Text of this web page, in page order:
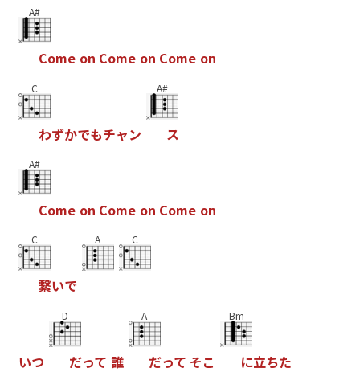
A#
Come on Come on Come on
C
わずかでもチャン
A#
ス
A#
Come on Come on Come on
C
繋いで
A C
いつ
D
だって 誰
A
だって そこ
Bm
に立ちた